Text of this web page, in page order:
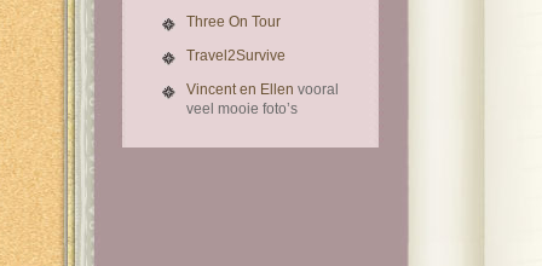
Three On Tour
Travel2Survive
Vincent en Ellen vooral
veel mooie foto’s